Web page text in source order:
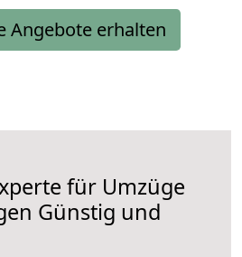
Angebote erhalten
für Umzüge
Günstig und